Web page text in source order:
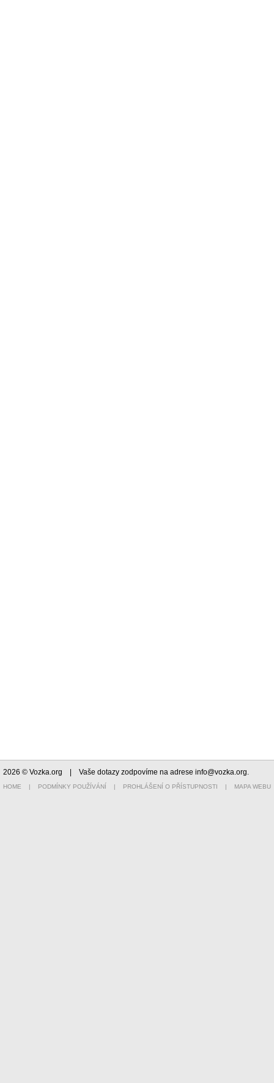
2026 © Vozka.org | Vaše dotazy zodpovíme na adrese info@vozka.org.
HOME | PODMÍNKY POUŽÍVÁNÍ | PROHLÁŠENÍ O PŘÍSTUPNOSTI | MAPA WEBU